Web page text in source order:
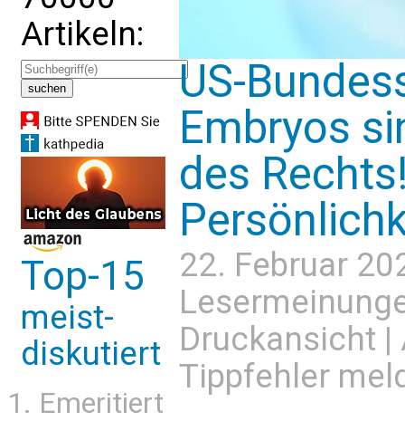
Artikeln:
Top-15
meist-
diskutiert
Emeritiert
US-
Embryos
des
22. Februar
Druckansicht |
Tippfehler